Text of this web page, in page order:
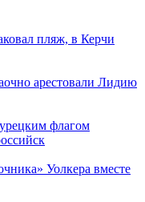
пляж, в Керчи
арестовали Лидию
флагом
Уолкера вместе